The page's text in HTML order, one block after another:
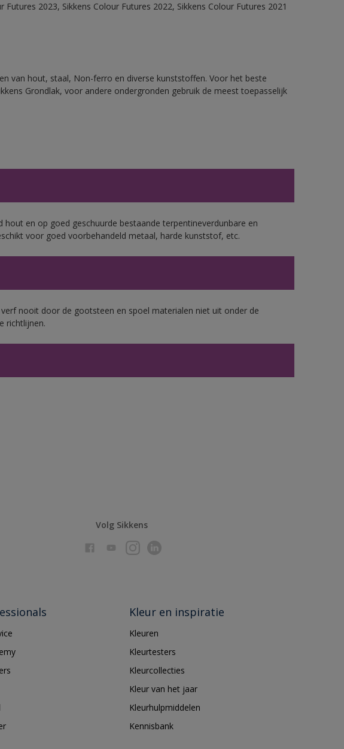
Futures 2023, Sikkens Colour Futures 2022, Sikkens Colour Futures 2021
van hout, staal, Non-ferro en diverse kunststoffen. Voor het beste
Grondlak, voor andere ondergronden gebruik de meest toepasselijk
hout en op goed geschuurde bestaande terpentineverdunbare en
voor goed voorbehandeld metaal, harde kunststof, etc.
nooit door de gootsteen en spoel materialen niet uit onder de
richtlijnen.
Volg Sikkens
Kleur en inspiratie
Kleuren
Kleurtesters
Kleurcollecties
Kleur van het jaar
Kleurhulpmiddelen
Kennisbank